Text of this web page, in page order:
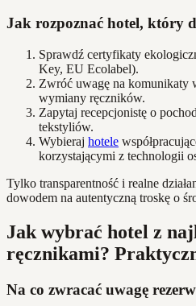
Jak rozpoznać hotel, który
Sprawdź certyfikaty
Key, EU Ecolabel).
Zwróć uwagę na komunikaty
wymiany ręczników.
Zapytaj recepcjonistę o
tekstyliów.
Wybieraj hotele
korzystającymi z technologii
Tylko transparentność i realne
dowodem na autentyczną troskę o
Jak wybrać hotel z
ręcznikami?
Na co zwracać uwagę